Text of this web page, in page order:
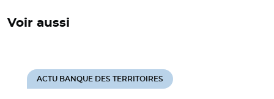
Voir aussi
ACTU BANQUE DES TERRITOIRES